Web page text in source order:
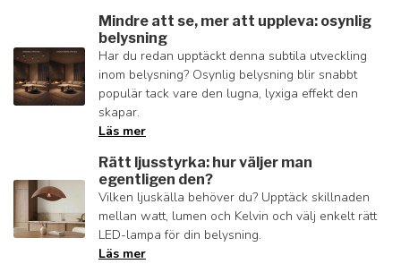
Mindre att se, mer att uppleva: osynlig
belysning
Har du redan upptäckt denna subtila utveckling
inom belysning? Osynlig belysning blir snabbt
populär tack vare den lugna, lyxiga effekt den
skapar.
Läs mer
Rätt ljusstyrka: hur väljer man
egentligen den?
Vilken ljuskälla behöver du? Upptäck skillnaden
mellan watt, lumen och Kelvin och välj enkelt rätt
LED-lampa för din belysning.
Läs mer